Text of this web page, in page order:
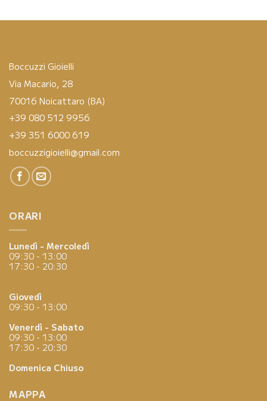
Boccuzzi Gioielli
Via Macario, 28
70016 Noicattaro (BA)
+39 080 512 9956
+39 351 6000 619
boccuzzigioielli@gmail.com
ORARI
Lunedì - Mercoledì
09:30 - 13:00
17:30 - 20:30
Giovedì
09:30 - 13:00
Venerdì - Sabato
09:30 - 13:00
17:30 - 20:30
Domenica Chiuso
MAPPA